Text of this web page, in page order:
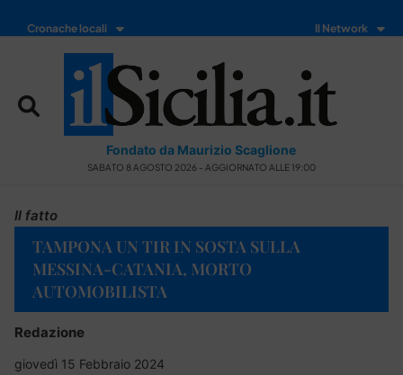
Cronache locali Il Network
Fondato da Maurizio Scaglione
SABATO 8 AGOSTO 2026 - AGGIORNATO ALLE 19:00
Il fatto
TAMPONA UN TIR IN SOSTA SULLA
MESSINA-CATANIA, MORTO
AUTOMOBILISTA
Redazione
giovedì 15 Febbraio 2024